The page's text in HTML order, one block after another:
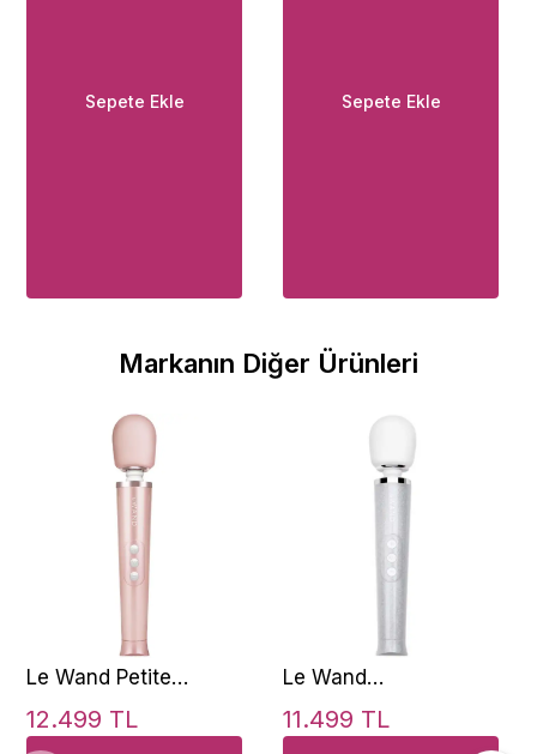
Sepete Ekle Sepete Ekle
Markanın Diğer Ürünleri
Le Wand Petite
Rechargeable
Vibrating Body
12.499 TL
Le Wand
Rechargeable All That
Glimmers Masaj Wand
11.499 TL